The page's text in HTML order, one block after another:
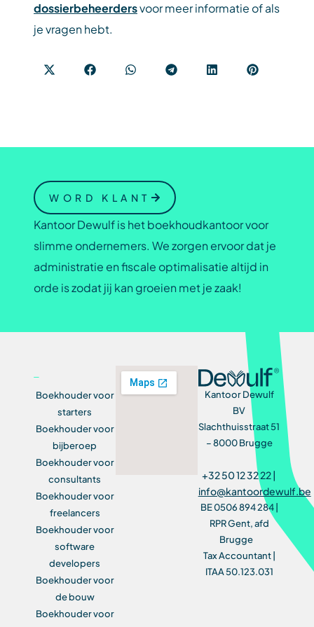
dossierbeheerdersvoor meer informatie of als
je vragen hebt.
WORD KLANT
Kantoor Dewulf is het boekhoudkantoor voor
slimme ondernemers. We zorgen ervoor dat je
administratie en fiscale optimalisatie altijd in
orde is zodat jij kan groeien met je zaak!
Boekhouder voor
starters
Boekhouder voor
bijberoep
Boekhouder voor
consultants
Boekhouder voor
freelancers
Boekhouder voor
software
developers
Boekhouder voor
de bouw
Boekhouder voor
Kantoor Dewulf
BV
Slachthuisstraat 51
– 8000 Brugge
+32 50 12 32 22 |
info@kantoordewulf.be
BE 0506 894 284 |
RPR Gent, afd
Brugge
Tax Accountant |
ITAA 50.123.031